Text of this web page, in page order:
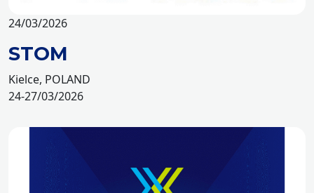
24/03/2026
STOM
Kielce, POLAND
24-27/03/2026